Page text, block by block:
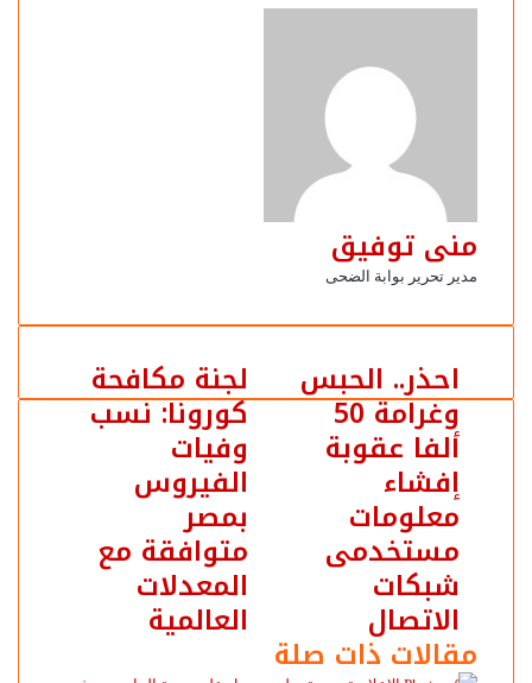
منى توفيق
مدير تحرير بوابة الضحى
لجنة مكافحة
كورونا: نسب
وفيات
الفيروس
بمصر
متوافقة مع
المعدلات
العالمية
احذر.. الحبس
وغرامة 50
ألفا عقوبة
إفشاء
معلومات
مستخدمى
شبكات
الاتصال
مقالات ذات صلة